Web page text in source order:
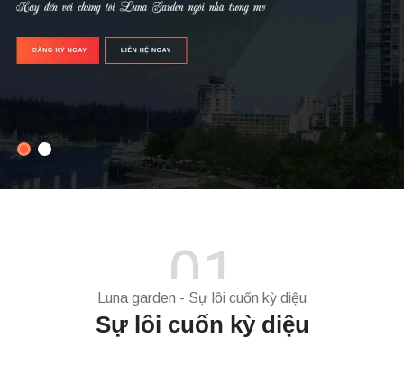
01
Luna garden - Sự lôi cuốn kỳ diệu
Sự lôi cuốn kỳ diệu